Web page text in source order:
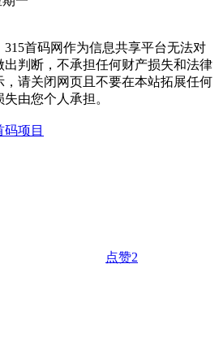
首码网作为信息共享平台无法对
判断，不承担任何财产损失和法律
请关闭网页且不要在本站拓展任何
由您个人承担。
码项目
点赞2